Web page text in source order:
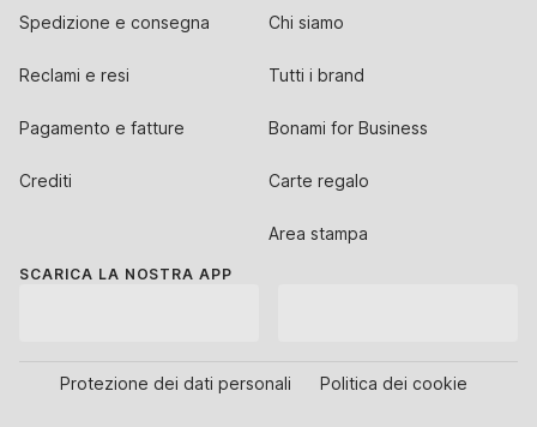
Spedizione e consegna
Reclami e resi
Pagamento e fatture
Crediti
Chi siamo
Tutti i brand
Bonami for Business
Carte regalo
Area stampa
SCARICA LA NOSTRA APP
Protezione dei dati personali Politica dei cookie